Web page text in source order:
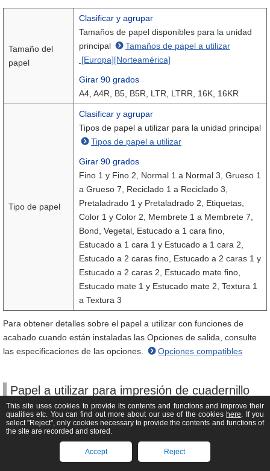
Tamaño del
papel
Clasificar y agrupar
Tamaños de papel disponibles para la unidad
principal
Tamaños de papel a utilizar
[Europa][Norteamérica]
Girar 90 grados
A4, A4R, B5, B5R, LTR, LTRR, 16K, 16KR
Tipo de papel
Clasificar y agrupar
Tipos de papel a utilizar para la unidad principal
Tipos de papel a utilizar
Girar 90 grados
Fino 1 y Fino 2, Normal 1 a Normal 3, Grueso 1
a Grueso 7, Reciclado 1 a Reciclado 3,
Pretaladrado 1 y Pretaladrado 2, Etiquetas,
Color 1 y Color 2, Membrete 1 a Membrete 7,
Bond, Vegetal, Estucado a 1 cara fino,
Estucado a 1 cara 1 y Estucado a 1 cara 2,
Estucado a 2 caras fino, Estucado a 2 caras 1 y
Estucado a 2 caras 2, Estucado mate fino,
Estucado mate 1 y Estucado mate 2, Textura 1
a Textura 3
Para obtener detalles sobre el papel a utilizar con funciones de
acabado cuando están instaladas las Opciones de salida, consulte
las especificaciones de las opciones.
Opciones compatibles
Papel a utilizar para impresión de cuadernillo
A continuación se indica el papel que se puede utilizar para
impresión de cuadernillo.
A3, B4, A4R, 330 mm × 483mm (13" x 19")
320 x 450 mm (12 5/8" x 17 11/16") (SRA3)
This site uses cookies to provide its contents and functions and improve their
qualities etc. You can find out more about our use of the cookies here. If you
select "Reject", only cookies necessary to provide the contents and functions of
the site are recorded and stored.
Accept Reject